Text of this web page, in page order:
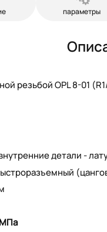
параметры
резьбой OPL 8-01
детали -
МПа